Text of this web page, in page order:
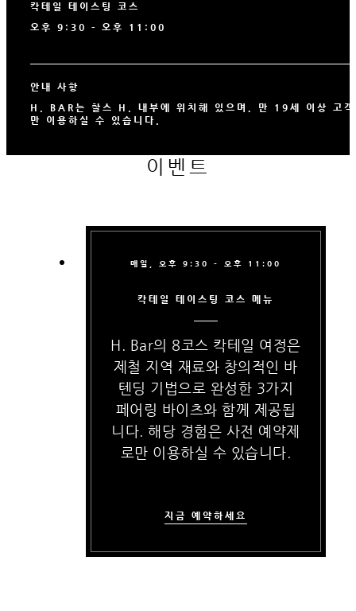
칵테일 테이스팅 코스
오후 9:30 - 오후 11:00
안내 사항
H. BAR는 찰스 H. 내부에 위치해 있으며, 만 19세 이상 고객
만 이용하실 수 있습니다.
이벤트
매일, 오후 9:30 - 오후 11:00
칵테일 테이스팅 코스 메뉴
H. Bar의 8코스 칵테일 여정은
제철 지역 재료와 창의적인 바
텐딩 기법으로 완성한 3가지
페어링 바이츠와 함께 제공됩
니다. 해당 경험은 사전 예약제
로만 이용하실 수 있습니다.
지금 예약하세요